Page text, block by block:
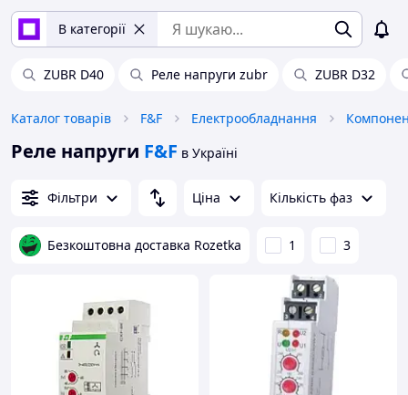
В категорії
ZUBR D40 Реле напруги zubr ZUBR D32
Каталог товарів F&F Електрообладнання
Реле напруги F&F в Україні
Фільтри Ціна Кількість фаз
Безкоштовна доставка Rozetka 1 3